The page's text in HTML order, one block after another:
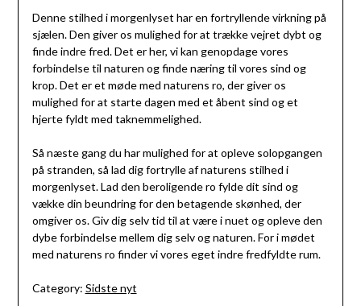
Denne stilhed i morgenlyset har en fortryllende virkning på
sjælen. Den giver os mulighed for at trække vejret dybt og
finde indre fred. Det er her, vi kan genopdage vores
forbindelse til naturen og finde næring til vores sind og
krop. Det er et møde med naturens ro, der giver os
mulighed for at starte dagen med et åbent sind og et
hjerte fyldt med taknemmelighed.
Så næste gang du har mulighed for at opleve solopgangen
på stranden, så lad dig fortrylle af naturens stilhed i
morgenlyset. Lad den beroligende ro fylde dit sind og
vække din beundring for den betagende skønhed, der
omgiver os. Giv dig selv tid til at være i nuet og opleve den
dybe forbindelse mellem dig selv og naturen. For i mødet
med naturens ro finder vi vores eget indre fredfyldte rum.
Category: Sidste nyt